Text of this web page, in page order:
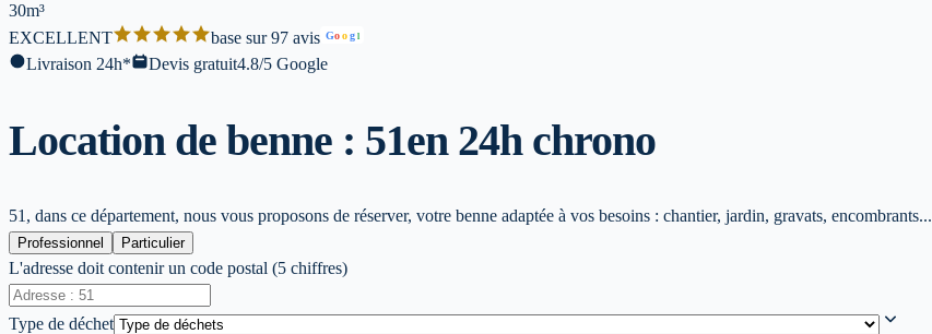
30m³
EXCELLENT
base sur 97 avis Goog l
Livraison 24h* Devis gratuit4.8/5 Google
Location de benne : 51en 24h chrono
51, dans ce département, nous vous proposons de réserver, votre benne adaptée à vos besoins : chantier, jardin, gravats, encombrants...
Professionnel Particulier
L'adresse doit contenir un code postal (5 chiffres)
Type de déchet